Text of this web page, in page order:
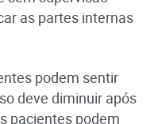
as partes internas
podem sentir
deve diminuir após
pacientes podem